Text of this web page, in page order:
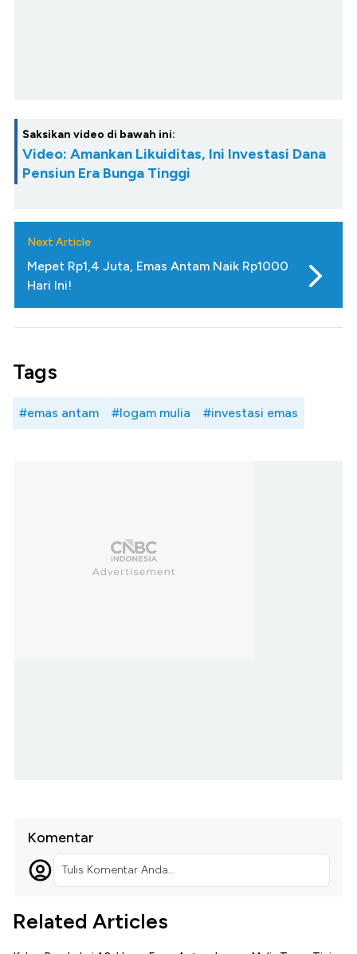
Saksikan video di bawah ini:
Video: Amankan Likuiditas, Ini Investasi Dana
Pensiun Era Bunga Tinggi
Next Article
Mepet Rp1,4 Juta, Emas Antam Naik Rp1000
Hari Ini!
Tags
#emas antam #logam mulia #investasi emas
Komentar
Tulis Komentar Anda...
Related Articles